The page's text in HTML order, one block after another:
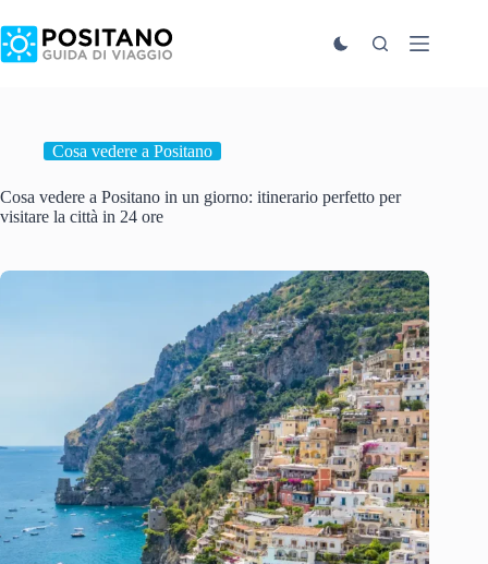
al
contenuto
Cosa vedere a Positano
Cosa vedere a Positano in un giorno: itinerario perfetto per
visitare la città in 24 ore